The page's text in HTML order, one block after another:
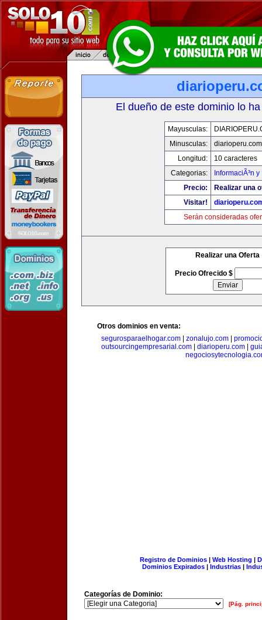
El dueño de este dominio lo
Mayusculas:
Minusculas:
diarioperu.com
Longitud:
10 caracteres
Categorias:
InformaciÃ³n
Precio:
Realizar una
Visitar!
Serán consideradas
Realizar una Oferta
Precio Ofrecido $
Otros dominios en venta:
segurosparaelhogar.com| zonalujo.com|
outsourcingempresarial.com| diarioperu.com|
Registro de Dominios| Web Hosting |
Dominios Expirados | Industrias |
Categorías de Dominio:
[Pág.